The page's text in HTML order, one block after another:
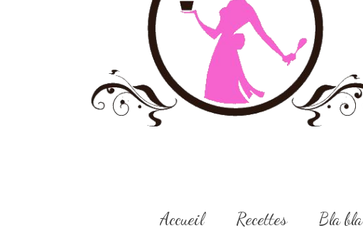
Accueil Recettes Bla bla